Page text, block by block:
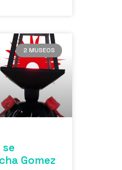
2 MUSEOS
Gomez